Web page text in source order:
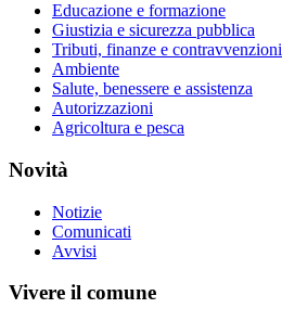
Educazione e formazione
Giustizia e sicurezza pubblica
Tributi, finanze e contravvenzioni
Ambiente
Salute, benessere e assistenza
Autorizzazioni
Agricoltura e pesca
Novità
Notizie
Comunicati
Avvisi
Vivere il comune